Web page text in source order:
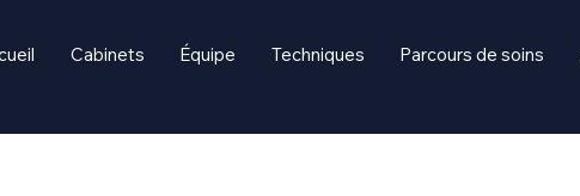
Cabinets Équipe Techniques Parcours de soins